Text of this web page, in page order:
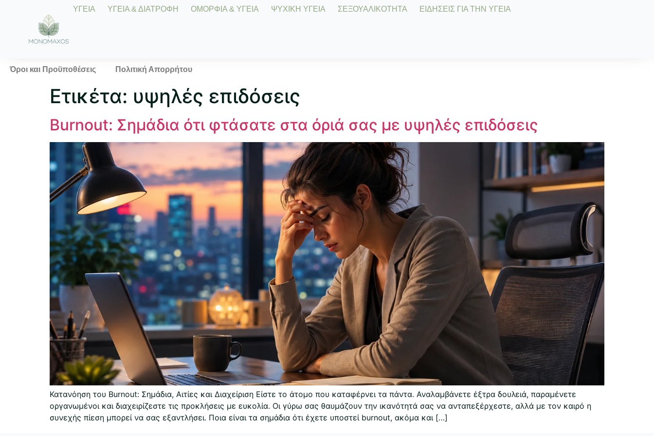
ΥΓΕΙΑ ΥΓΕΙΑ & ΔΙΑΤΡΟΦΗ ΟΜΟΡΦΙΑ & ΥΓΕΙΑ ΨΥΧΙΚΗ ΥΓΕΙΑ ΣΕΞΟΥΑΛΙΚΟΤΗΤΑ ΕΙΔΗΣΕΙΣ ΓΙΑ ΤΗΝ ΥΓΕΙΑ
Όροι και Προϋποθέσεις Πολιτική Απορρήτου
Ετικέτα: υψηλές επιδόσεις
Burnout: Σημάδια ότι φτάσατε στα όριά σας με υψηλές επιδόσεις
Κατανόηση του Burnout: Σημάδια, Αιτίες και Διαχείριση Είστε το άτομο που καταφέρνει τα πάντα. Αναλαμβάνετε έξτρα δουλειά, παραμένετε
οργανωμένοι και διαχειρίζεστε τις προκλήσεις με ευκολία. Οι γύρω σας θαυμάζουν την ικανότητά σας να ανταπεξέρχεστε, αλλά με τον καιρό η
συνεχής πίεση μπορεί να σας εξαντλήσει. Ποια είναι τα σημάδια ότι έχετε υποστεί burnout, ακόμα και […]